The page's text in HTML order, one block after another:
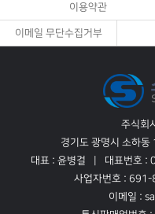
이용약관
이메일 무단수집거부
주식회
경기도 광명시 소하
대표 : 윤병걸
대표번호
사업자번호 :
이메일 :